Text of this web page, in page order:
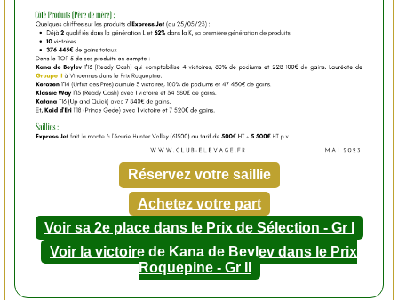
Réservez votre saillie
Achetez votre part
Voir sa 2e place dans le Prix de Sélection - Gr I
Voir la victoire de Kana de Beylev dans le Prix
Roquepine - Gr II